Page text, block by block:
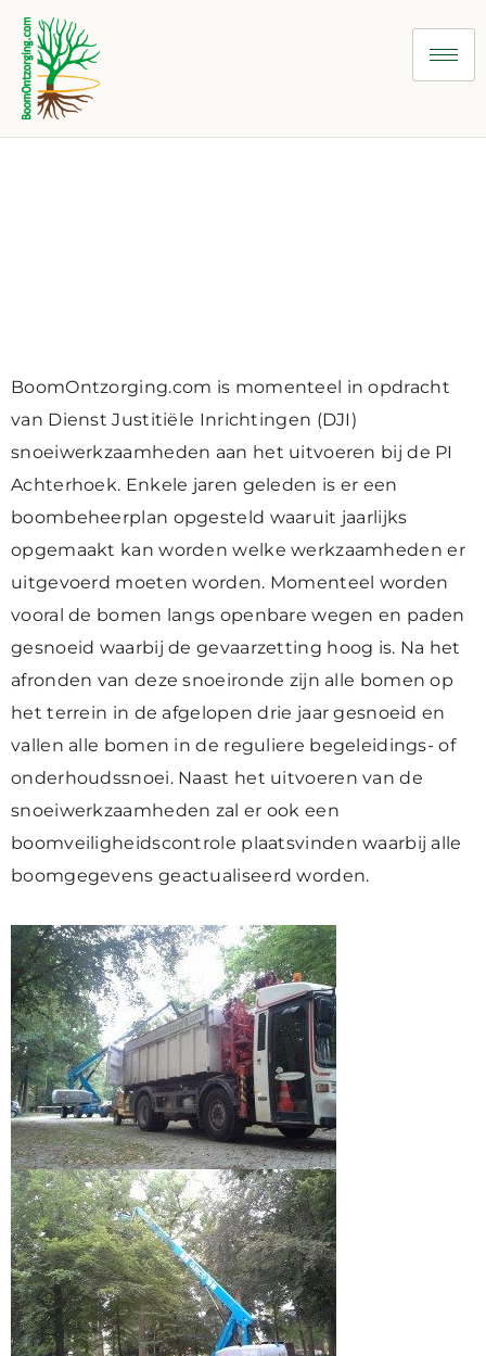
BoomOntzorging.com is momenteel in opdracht
van Dienst Justitiële Inrichtingen (DJI)
snoeiwerkzaamheden aan het uitvoeren bij de PI
Achterhoek. Enkele jaren geleden is er een
boombeheerplan opgesteld waaruit jaarlijks
opgemaakt kan worden welke werkzaamheden er
uitgevoerd moeten worden. Momenteel worden
vooral de bomen langs openbare wegen en paden
gesnoeid waarbij de gevaarzetting hoog is. Na het
afronden van deze snoeironde zijn alle bomen op
het terrein in de afgelopen drie jaar gesnoeid en
vallen alle bomen in de reguliere begeleidings- of
onderhoudssnoei. Naast het uitvoeren van de
snoeiwerkzaamheden zal er ook een
boomveiligheidscontrole plaatsvinden waarbij alle
boomgegevens geactualiseerd worden.